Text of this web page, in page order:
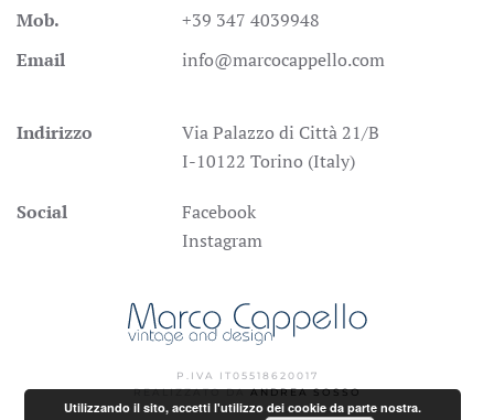
Mob.
+39 347 4039948
Email
info@marcocappello.com
Indirizzo
Via Palazzo di Città 21/B
I-10122 Torino (Italy)
Social
Facebook
Instagram
P.IVA IT05518620017
REALIZZATO DAANDREA SOSSO
Utilizzando il sito, accetti l'utilizzo dei cookie da parte nostra.